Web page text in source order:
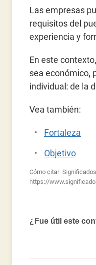
Las empresas
requisitos del
experiencia y
En este
sea económico,
individual: de la
Vea también:
Fortaleza
Objetivo
Cómo citar:
https://
¿Fue útil este